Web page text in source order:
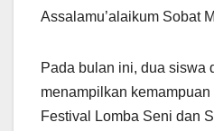
Assalamu’alaikum Sobat
Pada bulan ini, dua siswa
menampilkan
Festival Lomba Seni dan